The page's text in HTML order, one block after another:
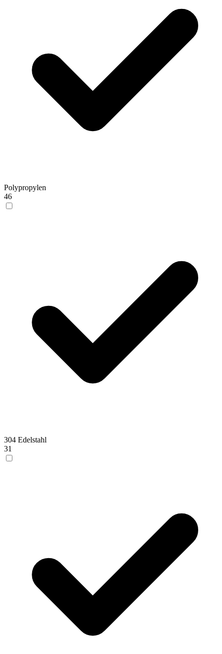
Polypropylen
46
304 Edelstahl
31